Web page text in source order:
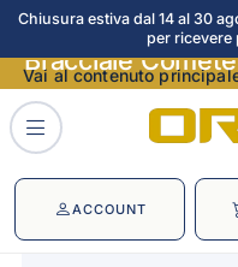
Chiusura estiva dal 14 al 30
per ricevere
Vai al contenuto
ACCOUNT
Bracciale